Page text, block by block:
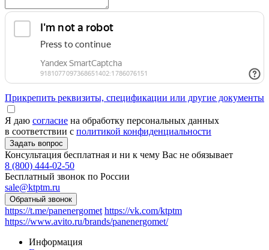
Прикрепить реквизиты, спецификации или другие документы
Я даю согласие на обработку персональных данных
в соответствии с политикой конфиденциальности
Консультация бесплатная и ни к чему Вас не обязывает
8 (800) 444-02-50
Бесплатный звонок по России
sale@ktptm.ru
https://t.me/panenergomet https://vk.com/ktptm
https://www.avito.ru/brands/panenergomet/
Информация